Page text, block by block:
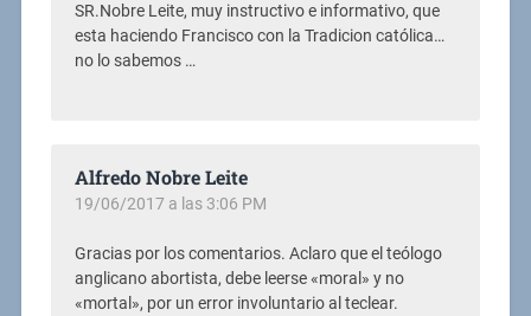
SR.Nobre Leite, muy instructivo e informativo, que
esta haciendo Francisco con la Tradicion católica…
no lo sabemos …
Alfredo Nobre Leite
19/06/2017 a las 3:06 PM
Gracias por los comentarios. Aclaro que el teólogo
anglicano abortista, debe leerse «moral» y no
«mortal», por un error involuntario al teclear.